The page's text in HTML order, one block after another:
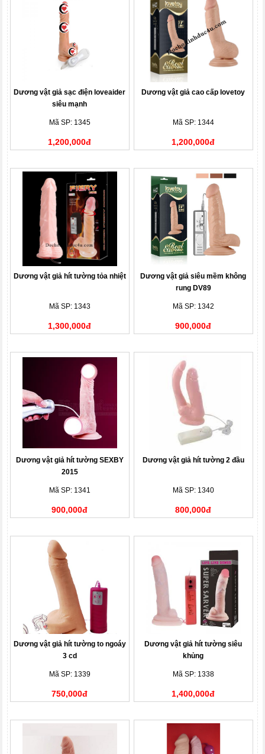
Dương vật giả sạc điện loveaider
siêu mạnh
Mã SP: 1345
1,200,000đ
Dương vật giả cao cấp lovetoy
Mã SP: 1344
1,200,000đ
Dương vật giả hít tường tỏa nhiệt
Mã SP: 1343
1,300,000đ
Dương vật giả siêu mềm không
rung DV89
Mã SP: 1342
900,000đ
Dương vật giả hít tường SEXBY
2015
Mã SP: 1341
900,000đ
Dương vật giả hít tường 2 đầu
Mã SP: 1340
800,000đ
Dương vật giả hít tường to ngoáy
3 cd
Mã SP: 1339
750,000đ
Dương vật giả hít tường siêu
khủng
Mã SP: 1338
1,400,000đ